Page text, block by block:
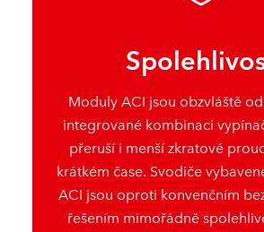
Moduly ACI jsou obzvláště
integrované kombinaci
přeruší i menší zkratové
krátkém čase. Svodiče
ACI jsou oproti konvenčním
řešením mimořádně